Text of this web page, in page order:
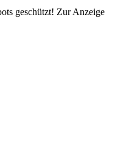
geschützt! Zur Anzeige